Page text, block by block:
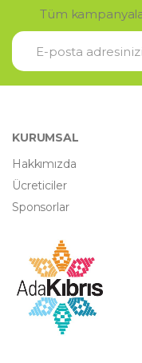
Tüm
KURUMSAL
Hakkımızda
Ücreticiler
Sponsorlar